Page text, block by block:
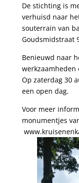
De stichting is
verhuisd naar
souterrain van
Goudsmidstraat
Benieuwd naar
Op zaterdag 30
een open dag.
Voor meer
monumentjes